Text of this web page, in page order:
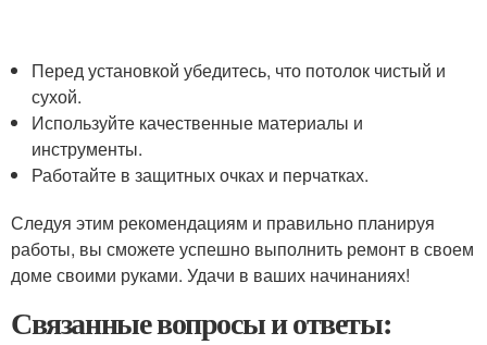
Перед установкой убедитесь, что потолок чистый и
сухой.
Используйте качественные материалы и
инструменты.
Работайте в защитных очках и перчатках.
Следуя этим рекомендациям и правильно планируя
работы, вы сможете успешно выполнить ремонт в своем
доме своими руками. Удачи в ваших начинаниях!
Связанные вопросы и ответы: